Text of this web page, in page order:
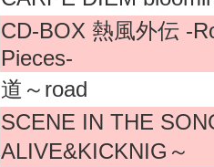
CD-BOX 熱風外伝 -
Pieces-
道～road
SCENE IN THE
ALIVE&KICKNIG～